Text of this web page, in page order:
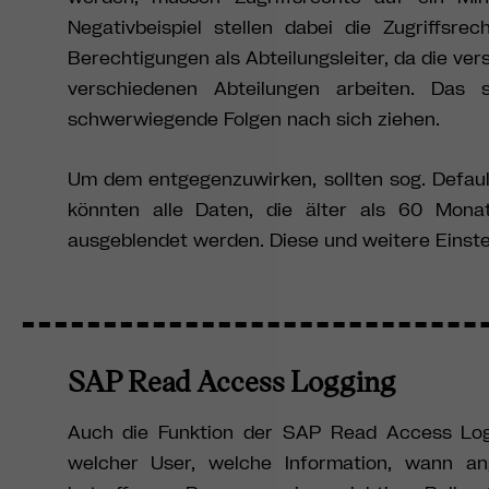
Negativbeispiel stellen dabei die
Berechtigungen als Abteilungsleiter, da die
verschiedenen Abteilungen arbeiten.
schwerwiegende Folgen nach sich ziehen.
Um dem entgegenzuwirken, sollten sog.
könnten alle Daten, die älter als 60
ausgeblendet werden. Diese und weitere
SAP Read Access Logging
Auch die Funktion der SAP Read Access
welcher User, welche Information, wann